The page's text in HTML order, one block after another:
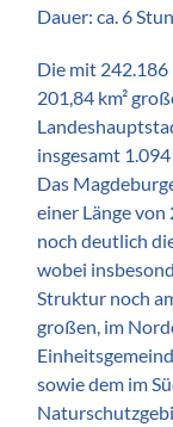
Dauer: ca. 6
Die mit 242.186
201,84 km²
insgesamt
Das
einer Länge
noch deutlich
wobei
Struktur noch
großen, im
sowie dem im